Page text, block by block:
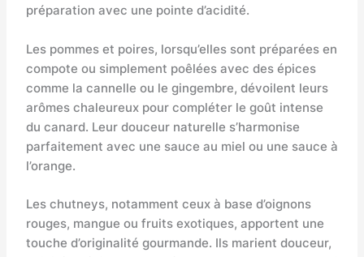
préparation avec une pointe d’acidité.
Les pommes et poires, lorsqu’elles sont préparées en
compote ou simplement poêlées avec des épices
comme la cannelle ou le gingembre, dévoilent leurs
arômes chaleureux pour compléter le goût intense
du canard. Leur douceur naturelle s’harmonise
parfaitement avec une sauce au miel ou une sauce à
l’orange.
Les chutneys, notamment ceux à base d’oignons
rouges, mangue ou fruits exotiques, apportent une
touche d’originalité gourmande. Ils marient douceur,